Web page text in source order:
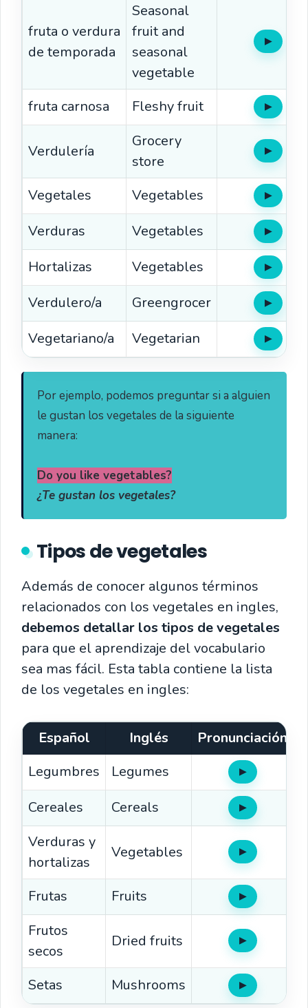
fruta o verdura
de temporada
Seasonal
fruit and
seasonal
vegetable
▶Oír
fruta carnosa Fleshy fruit ▶Oír
Verdulería
Grocery
store
▶Oír
Vegetales Vegetables ▶Oír
Verduras Vegetables ▶Oír
Hortalizas Vegetables ▶Oír
Verdulero/a Greengrocer ▶Oír
Vegetariano/a Vegetarian ▶Oír
Por ejemplo, podemos preguntar si a alguien
le gustan los vegetales de la siguiente
manera:
¿Te gustan los vegetales?
Tipos de vegetales
Además de conocer algunos términos
relacionados con los vegetales en ingles,
debemos detallar los tipos de vegetales
para que el aprendizaje del vocabulario
sea mas fácil. Esta tabla contiene la lista
de los vegetales en ingles:
Español Inglés
Pronunciación
Legumbres
Legumes ▶Oír
Cereales Cereals ▶Oír
Verduras y
hortalizas
Vegetables ▶Oír
Frutas Fruits ▶Oír
Frutos
secos
Dried fruits ▶Oír
Setas Mushrooms ▶Oír